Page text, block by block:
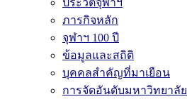
ภารกิจหลัก
จุฬาฯ 100 ปี
ข้อมูลและสถิติ
บุคคลสำคัญที่มาเยือน
การจัดอันดับมหาวิทยาลัย